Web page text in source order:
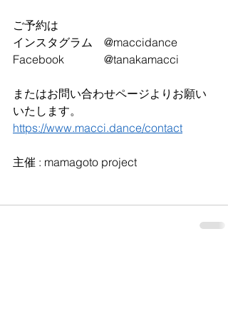
ご予約は
インスタグラム　@maccidance
Facebook 　　　 @tanakamacci
またはお問い合わせページよりお願い
いたします。
https://www.macci.dance/contact
主催 : mamagoto project